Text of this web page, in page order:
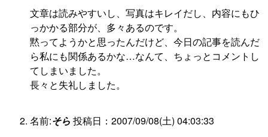
文章は読みやすいし、写真はキレイだし、内容にもひ
っかかる部分が、多々あるのです。
黙ってようかと思ったんだけど、今日の記事を読んだ
ら私にも関係あるかな…なんて、ちょっとコメントし
てしまいました。
長々と失礼しました。
名前:そら 投稿日：2007/09/08(土) 04:03:33